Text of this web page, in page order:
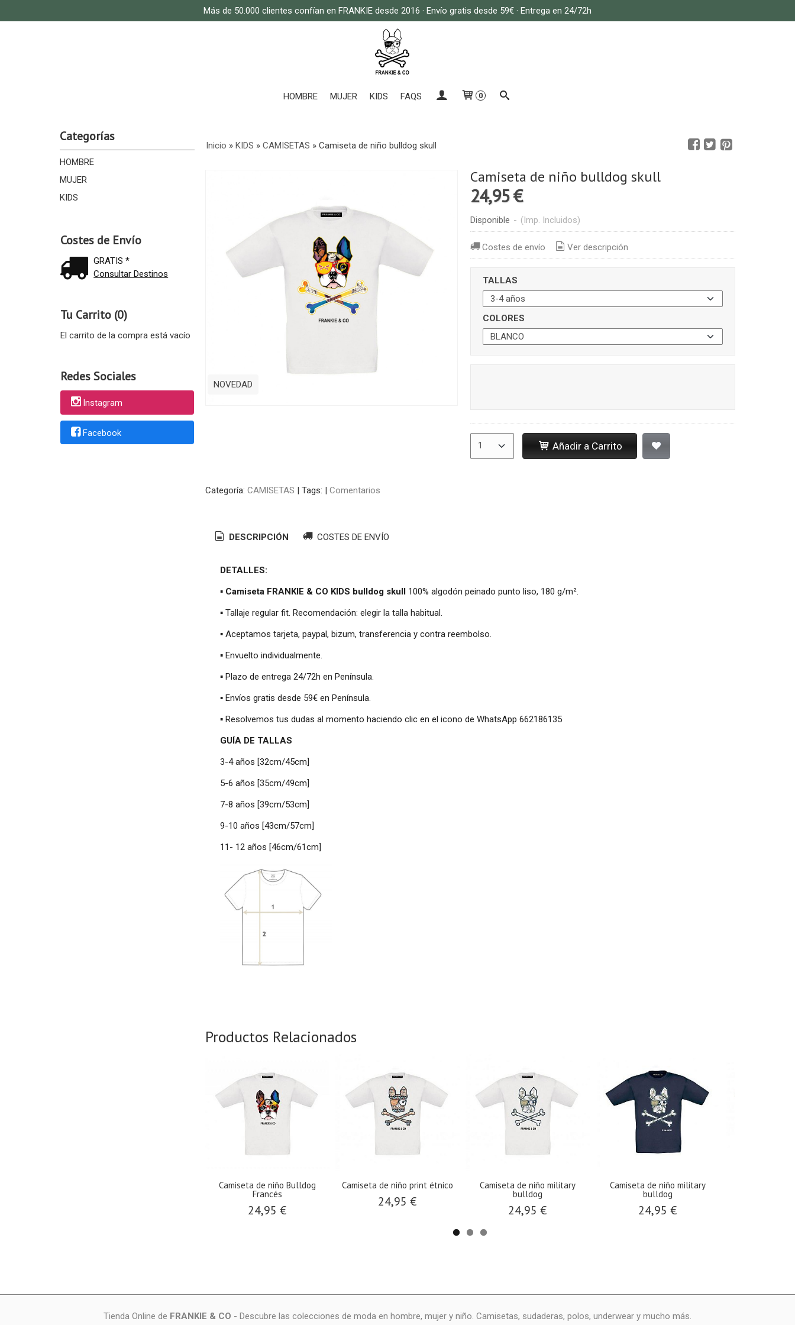
Más de 50.000 clientes confían en FRANKIE desde 2016 · Envío gratis desde 59€ · Entrega en 24/72h
HOMBRE MUJER KIDS FAQS 0
Categorías
HOMBRE
MUJER
KIDS
Costes de Envío
GRATIS *
Consultar Destinos
Tu Carrito (0)
El carrito de la compra está vacío
Redes Sociales
Instagram
Facebook
Inicio » KIDS » CAMISETAS » Camiseta de niño bulldog skull
NOVEDAD
Camiseta de niño bulldog skull
24,95 €
Disponible - (Imp. Incluidos)
Costes de envío Ver descripción
TALLAS
COLORES
Añadir a Carrito
Categoría: CAMISETAS | Tags: | Comentarios
DESCRIPCIÓN COSTES DE ENVÍO
DETALLES:
▪ Camiseta FRANKIE & CO KIDS bulldog skull 100% algodón peinado punto liso, 180 g/m².
▪ Tallaje regular fit. Recomendación: elegir la talla habitual.
▪ Aceptamos tarjeta, paypal, bizum, transferencia y contra reembolso.
▪ Envuelto individualmente.
▪ Plazo de entrega 24/72h en Península.
▪ Envíos gratis desde 59€ en Península.
▪ Resolvemos tus dudas al momento haciendo clic en el icono de WhatsApp 662186135
GUÍA DE TALLAS
3-4 años [32cm/45cm]
5-6 años [35cm/49cm]
7-8 años [39cm/53cm]
9-10 años [43cm/57cm]
11- 12 años [46cm/61cm]
Productos Relacionados
Camiseta de niño Bulldog
Francés
24,95 €
Camiseta de niño print étnico
24,95 €
Camiseta de niño military
bulldog
24,95 €
Camiseta de niño military
bulldog
24,95 €
Tienda Online de FRANKIE & CO - Descubre las colecciones de moda en hombre, mujer y niño. Camisetas, sudaderas, polos, underwear y mucho más.